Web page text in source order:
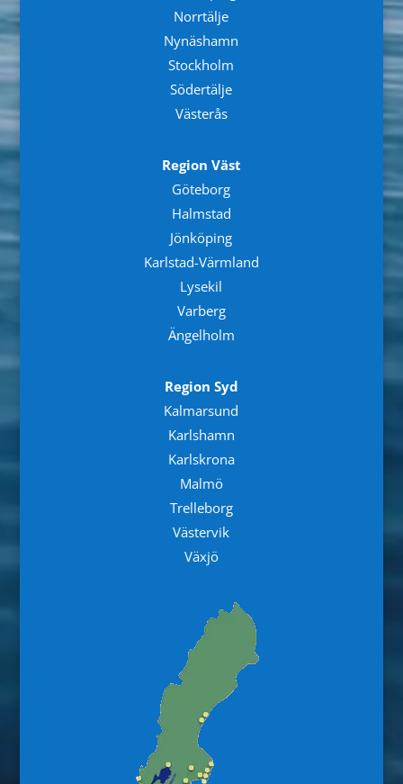
Norrtälje
Nynäshamn
Stockholm
Södertälje
Västerås
Region Väst
Göteborg
Halmstad
Jönköping
Karlstad-Värmland
Lysekil
Varberg
Ängelholm
Region Syd
Kalmarsund
Karlshamn
Karlskrona
Malmö
Trelleborg
Västervik
Växjö